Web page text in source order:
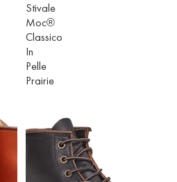
Stivale
Moc®
Classico
In
Pelle
Prairie